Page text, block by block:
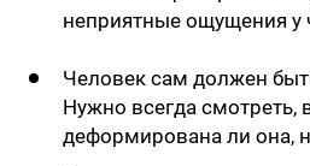
неприятные ощущения у
Человек сам должен
Нужно всегда смотреть,
деформирована ли она,